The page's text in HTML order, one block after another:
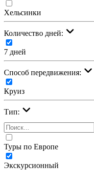
Хельсинки
Количество дней:
7 дней
Cпособ передвижения:
Круиз
Тип:
Туры по Европе
Экскурсионный